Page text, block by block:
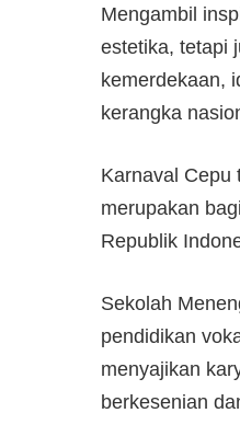
Mengambil
estetika, tetapi
kemerdekaan,
kerangka
Karnaval Cepu
merupakan
Republik
Sekolah
pendidikan
menyajikan
berkesenian